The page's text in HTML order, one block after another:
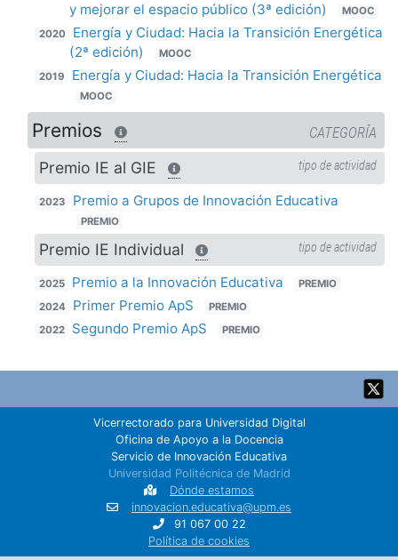
y mejorar el espacio público (3ª edición)
MOOC
2020
Energía y Ciudad: Hacia la Transición Energética
(2ª edición)
MOOC
2019
Energía y Ciudad: Hacia la Transición Energética
MOOC
Premios CATEGORÍA
Premio IE al GIE tipo de actividad
2023 Premio a Grupos de Innovación Educativa
PREMIO
Premio IE Individual tipo de actividad
2025 Premio a la Innovación Educativa
PREMIO
2024
Primer Premio ApS
PREMIO
2022
Segundo Premio ApS PREMIO
to
Vicerrectorado para Universidad Digital
Oficina de Apoyo a la Docencia
Servicio de Innovación Educativa
Universidad Politécnica de Madrid
Dónde estamos
innovacion.educativa@upm.es
91 067 00 22
Política de cookies